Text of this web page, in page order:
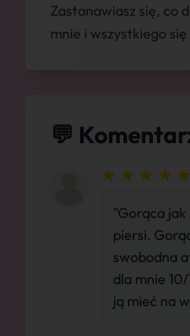
Zastanawiasz się, co
mnie i wszystkiego
💬
"Gorąca jak
piersi.
swobodna
dla mnie
ją mieć na